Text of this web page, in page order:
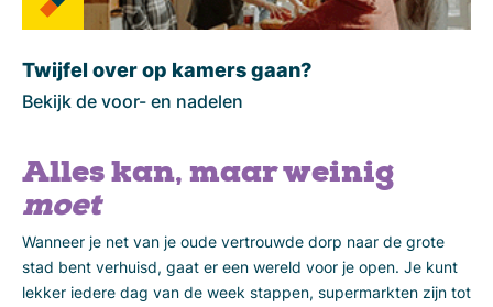
Twijfel over op kamers gaan?
Bekijk de voor- en nadelen
Alles kan, maar weinig
moet
Wanneer je net van je oude vertrouwde dorp naar de grote
stad bent verhuisd, gaat er een wereld voor je open. Je kunt
lekker iedere dag van de week stappen, supermarkten zijn tot